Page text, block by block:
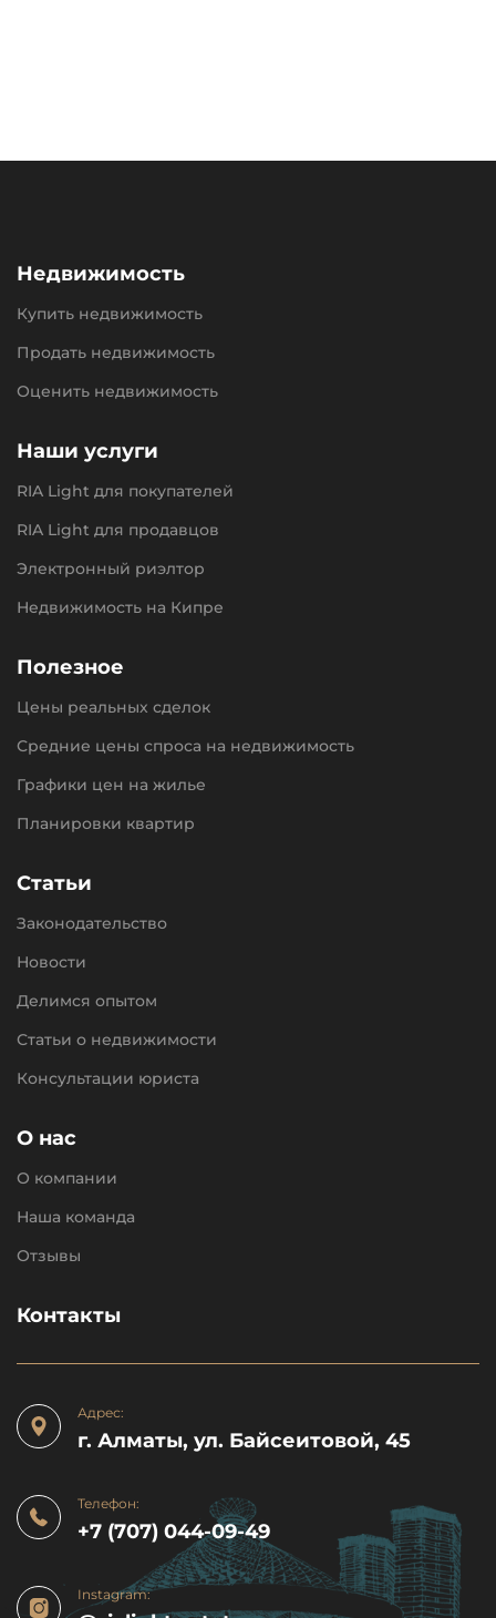
Недвижимость
Купить недвижимость
Продать недвижимость
Оценить недвижимость
Наши услуги
RIA Light для покупателей
RIA Light для продавцов
Электронный риэлтор
Недвижимость на Кипре
Полезное
Цены реальных сделок
Средние цены спроса на недвижимость
Графики цен на жилье
Планировки квартир
Статьи
Законодательство
Новости
Делимся опытом
Статьи о недвижимости
Консультации юриста
О нас
О компании
Наша команда
Отзывы
Контакты
Адрес:
г. Алматы, ул. Байсеитовой, 45
Телефон:
+7 (707) 044-09-49
Instagram: